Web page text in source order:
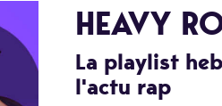
HEAVY
La playlist
l'actu rap